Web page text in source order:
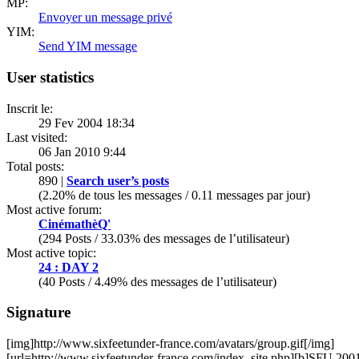
MP:
Envoyer un message privé
YIM:
Send YIM message
User statistics
Inscrit le:
29 Fev 2004 18:34
Last visited:
06 Jan 2010 9:44
Total posts:
890 | Search user’s posts
(2.20% de tous les messages / 0.11 messages par jour)
Most active forum:
CinémathèQ'
(294 Posts / 33.03% des messages de l’utilisateur)
Most active topic:
24 : DAY 2
(40 Posts / 4.49% des messages de l’utilisateur)
Signature
[img]http://www.sixfeetunder-france.com/avatars/group.gif[/img]